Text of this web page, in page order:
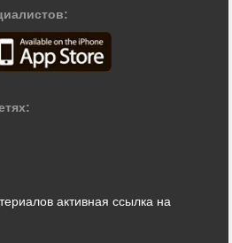
активная ссылка на